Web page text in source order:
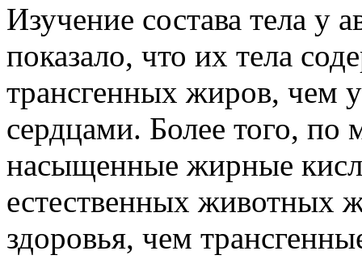
Изучение состава тела у
показало, что их тела
трансгенных жиров, чем
сердцами. Более того,
насыщенные жирные
естественных животных
здоровья, чем